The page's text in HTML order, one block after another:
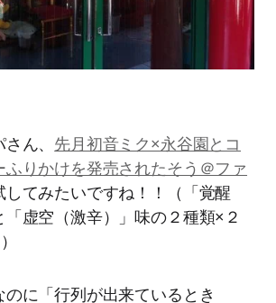
ん、 先月初音ミク×永谷園とコ
ふりかけを発売されたそう＠ファ
してみたいですね！！（「覚醒
「虚空（激辛）」味の２種類×２
に「行列が出来ているとき